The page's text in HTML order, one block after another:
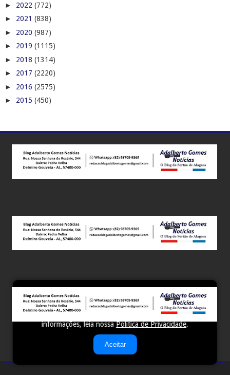
Este site utiliza cookies para melhorar sua experiência e
fornecer serviços personalizados. Ao continuar a navegar,
você concorda com o uso de cookies. Para mais
informações, leia nossaPolítica de Privacidade.
Aceitar
► 2022 (772)
► 2021 (838)
► 2020 (987)
► 2019 (1115)
► 2018 (1314)
► 2017 (2220)
► 2016 (2575)
► 2015 (450)